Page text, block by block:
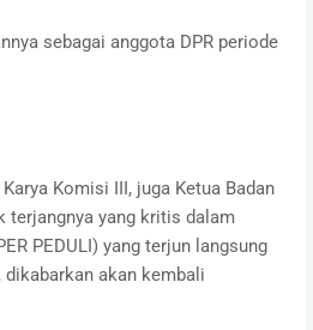
sebagai anggota DPR periode
Komisi III, juga Ketua Badan
terjangnya yang kritis dalam
PEDULI) yang terjun langsung
akan kembali